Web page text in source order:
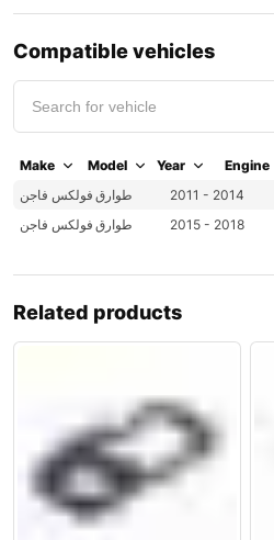
Compatible vehicles
Make Model Year Engine
فولكس فاجن طوارق
2011 - 2014
فولكس فاجن طوارق 2015 - 2018
Related products